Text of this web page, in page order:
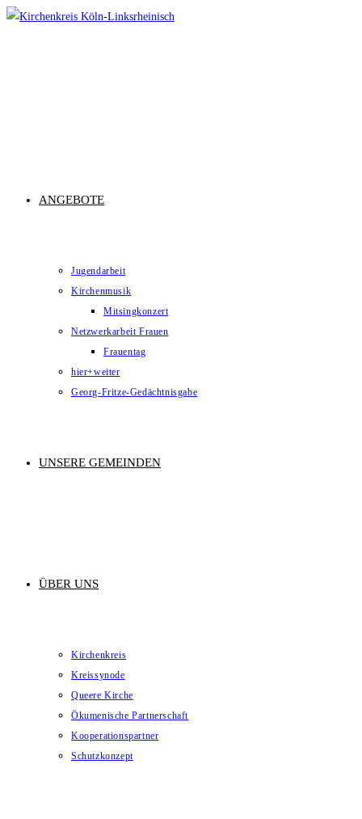
Zum
ANGEBOTE
Jugendarbeit
Kirchenmusik
Mitsingkonzert
Netzwerkarbeit Frauen
Frauentag
hier+weiter
Georg-Fritze-Gedächtnisgabe
UNSERE GEMEINDEN
ÜBER UNS
Kirchenkreis
Kreissynode
Queere Kirche
Ökumenische Partnerschaft
Kooperationspartner
Schutzkonzept